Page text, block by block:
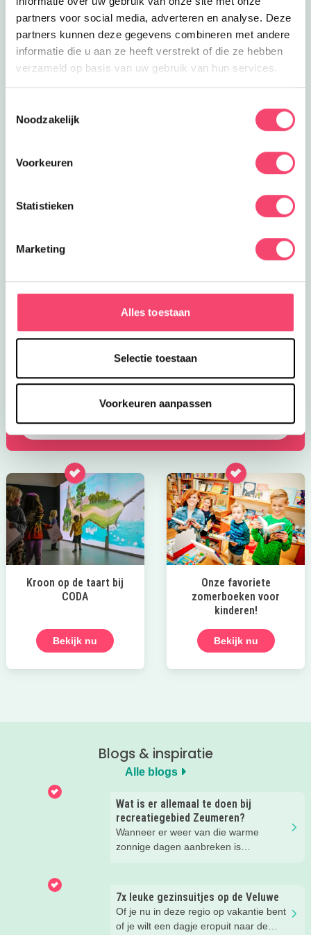
partners voor social media, adverteren en analyse. Deze
partners kunnen deze gegevens combineren met andere
informatie die u aan ze heeft verstrekt of die ze hebben
verzameld op basis van uw gebruik van hun services.
Noodzakelijk
Voorkeuren
Statistieken
Marketing
Alles toestaan
Selectie toestaan
Voorkeuren aanpassen
stoere activiteiten voor kids bij het Nationaal Militair
Museum. Wie is het snelste op de stormbaan? Rijd zelf
in een mini-jeep of mini-quad en meer!
Bekijk het aanbod
Kroon op de taart bij
CODA
Bekijk nu
Onze favoriete
zomerboeken voor
kinderen!
Bekijk nu
Blogs & inspiratie
Alle blogs
Wat is er allemaal te doen bij
recreatiegebied Zeumeren?
Wanneer er weer van die warme
zonnige dagen aanbreken is
met het hele gezin. Maar wist je dat
naast het zwemmen er nog veel te
beleven is in dit groenrijke gebied van
7x leuke gezinsuitjes op de Veluwe
Of je nu in deze regio op vakantie bent
of je wilt een dagje eropuit naar de